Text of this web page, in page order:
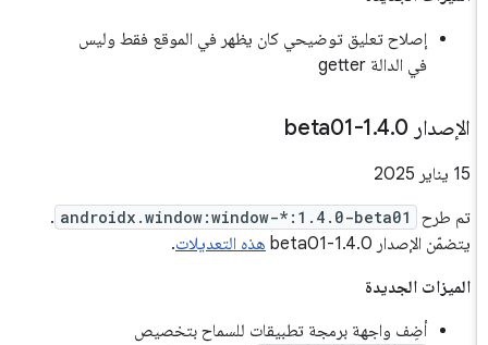
إصلاح تعليق توضيحي كان يظهر في الموقع فقط وليس
في الدالة getter
الإصدار 1 .4.0-beta01
‫15 يناير 2025
تم طرح androidx.window:window-*:1.4.0-beta01
.
يتضمّن الإصدار 1.4.0-beta01
هذه التعديلات.
الميزات الجديدة
أضِف واجهة برمجة تطبيقات للسماح بتخصيص